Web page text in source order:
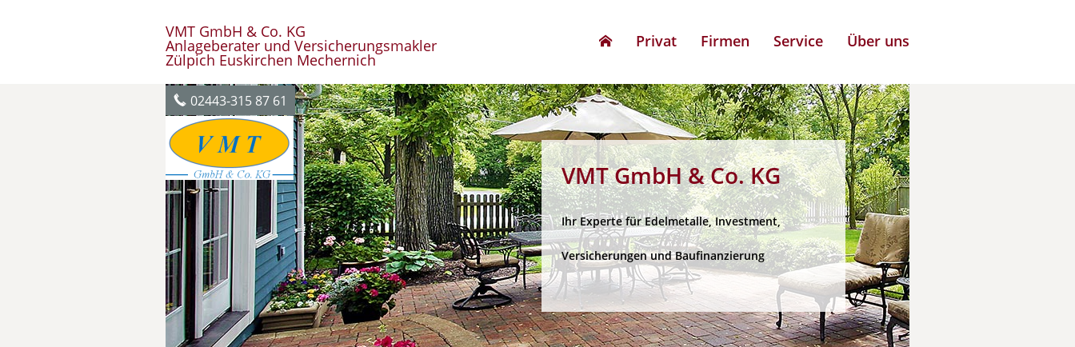
Privat Firmen Service Über uns
VMT GmbH & Co. KG
Anlageberater und Versicherungsmakler
Zülpich Euskirchen Mechernich
02443-315 87 61
VMT GmbH & Co. KG
Ihr Experte für Edelmetalle, Investment,
Versicherungen und Baufinanzierung